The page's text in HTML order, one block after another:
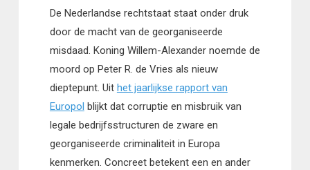
De Nederlandse rechtstaat staat onder druk
door de macht van de georganiseerde
misdaad. Koning Willem-Alexander noemde de
moord op Peter R. de Vries als nieuw
dieptepunt. Uit het jaarlijkse rapport van
Europol blijkt dat corruptie en misbruik van
legale bedrijfsstructuren de zware en
georganiseerde criminaliteit in Europa
kenmerken. Concreet betekent een en ander